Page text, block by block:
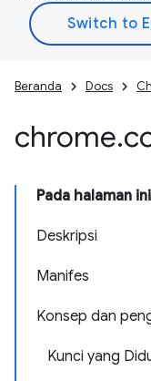
Beranda Docs
chrome.
Pada halaman ini
Deskripsi
Manifes
Konsep dan
Kunci yang